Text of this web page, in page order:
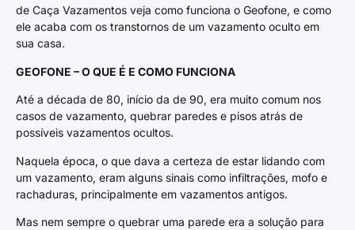
de Caça Vazamentos veja como funciona o Geofone, e como
ele acaba com os transtornos de um vazamento oculto em
sua casa.
GEOFONE – O QUE É E COMO FUNCIONA
Até a década de 80, início da de 90, era muito comum nos
casos de vazamento, quebrar paredes e pisos atrás de
possíveis vazamentos ocultos.
Naquela época, o que dava a certeza de estar lidando com
um vazamento, eram alguns sinais como infiltrações, mofo e
rachaduras, principalmente em vazamentos antigos.
Mas nem sempre o quebrar uma parede era a solução para